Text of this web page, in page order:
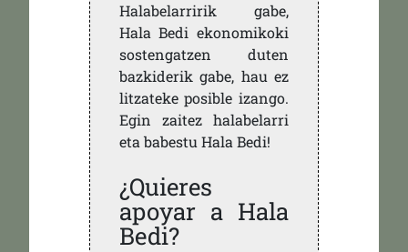
Halabelarririk gabe,
Hala Bedi ekonomikoki
sostengatzen duten
bazkiderik gabe, hau ez
litzateke posible izango.
Egin zaitez halabelarri
eta babestu Hala Bedi!
¿Quieres
apoyar a Hala
Bedi?